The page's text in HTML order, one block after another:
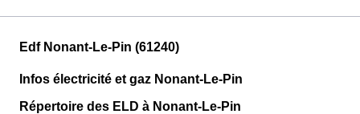
Edf Nonant-Le-Pin (61240)
Infos électricité et gaz Nonant-Le-Pin
Répertoire des ELD à Nonant-Le-Pin